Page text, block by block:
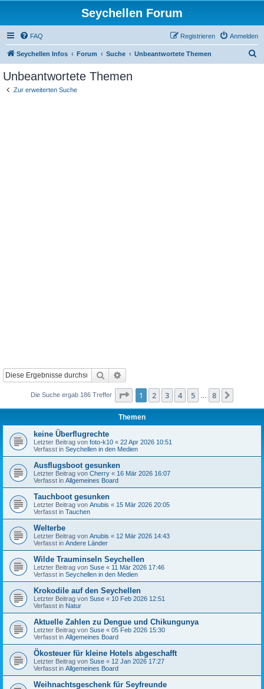
Seychellen Forum
FAQ Anmelden
Registrieren
Seychellen Infos Forum Suche Unbeantwortete Themen
Unbeantwortete Themen
Zur erweiterten Suche
Suche
Die Suche ergab 186 Treffer Seite 1von
1 2 3 4 5 8
Themen
keine Überflugrechte
Letzter Beitrag von foto-k10 « 22 Apr 2026 10:51
Verfasst in Seychellen in den Medien
Ausflugsboot gesunken
Letzter Beitrag von Cherry « 16 Mär 2026 16:07
Verfasst in Allgemeines Board
Tauchboot gesunken
Letzter Beitrag von Anubis « 15 Mär 2026 20:05
Verfasst in Tauchen
Welterbe
Letzter Beitrag von Anubis « 12 Mär 2026 14:43
Verfasst in Andere Länder
Wilde Trauminseln Seychellen
Letzter Beitrag von Suse « 11 Mär 2026 17:46
Verfasst in Seychellen in den Medien
Krokodile auf den Seychellen
Letzter Beitrag von Suse « 10 Feb 2026 12:51
Verfasst in Natur
Aktuelle Zahlen zu Dengue und Chikungunya
Letzter Beitrag von Suse « 05 Feb 2026 15:30
Verfasst in Allgemeines Board
Ökosteuer für kleine Hotels abgeschafft
Letzter Beitrag von Suse « 12 Jan 2026 17:27
Verfasst in Allgemeines Board
Weihnachtsgeschenk für Seyfreunde